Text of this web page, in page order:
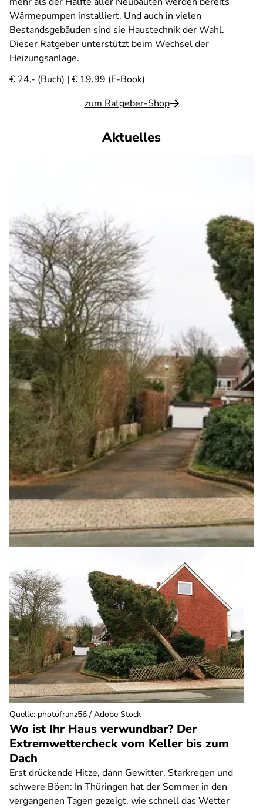
Wärmepumpen installiert. Und auch in vielen
Bestandsgebäuden sind sie Haustechnik der Wahl.
Dieser Ratgeber unterstützt beim Wechsel der
Heizungsanlage.
€ 24,- (Buch) | € 19,99 (E-Book)
zum Ratgeber-Shop
Aktuelles
Wo ist Ihr Haus verwundbar? Der
Extremwettercheck vom Keller bis zum
Dach
Erst drückende Hitze, dann Gewitter, Starkregen und
schwere Böen: In Thüringen hat der Sommer in den
vergangenen Tagen gezeigt, wie schnell das Wetter
Quelle: photofranz56 / Adobe Stock